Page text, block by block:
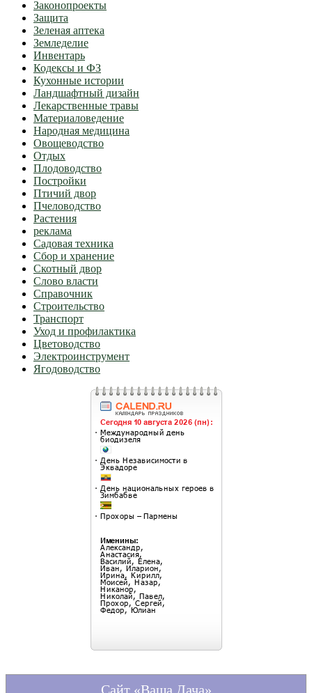
Законопроекты
Защита
Зеленая аптека
Земледелие
Инвентарь
Кодексы и ФЗ
Кухонные истории
Ландшафтный дизайн
Лекарственные травы
Материаловедение
Народная медицина
Овощеводство
Отдых
Плодоводство
Постройки
Птичий двор
Пчеловодство
Растения
реклама
Садовая техника
Сбор и хранение
Скотный двор
Слово власти
Справочник
Строительство
Транспорт
Уход и профилактика
Цветоводство
Электроинструмент
Ягодоводство
Сайт «Ваша Дача»